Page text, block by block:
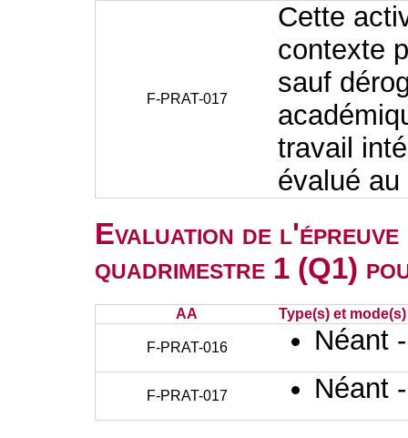
F-PRAT-017
Cette
contexte
sauf
travail
évalué au
Evaluation de
quadrimestre 1 (Q1)
AA Type(s) et
F-PRAT-016 Néant
F-PRAT-017 Néant